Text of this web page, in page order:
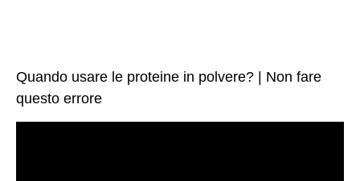
Quando usare le proteine in polvere? | Non fare
questo errore